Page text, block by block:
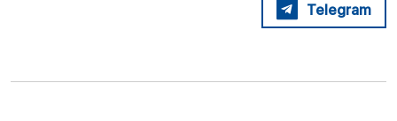
Telegram